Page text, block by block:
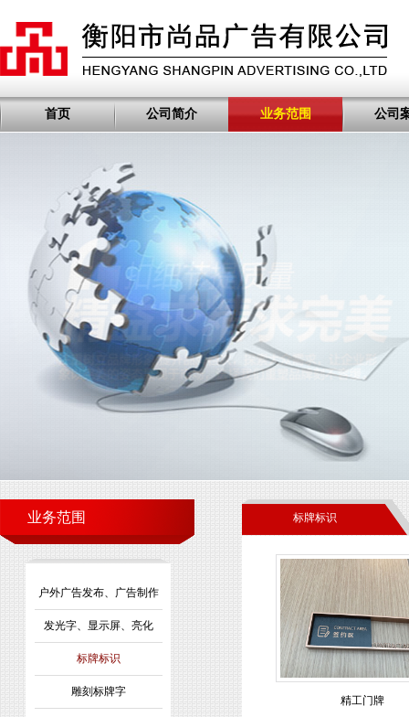
首页 公司简介 业务范围 公司
业务范围
户外广告发布、广告制作
发光字、显示屏、亮化
标牌标识
雕刻标牌字
标牌标识
精工门牌